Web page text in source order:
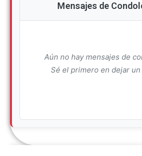
Mensajes de
Aún no hay mensajes de
Sé el primero en dejar un